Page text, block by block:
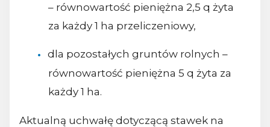
– równowartość pieniężna 2,5 q żyta
za każdy 1 ha przeliczeniowy,
dla pozostałych gruntów rolnych –
równowartość pieniężna 5 q żyta za
każdy 1 ha.
Aktualną uchwałę dotyczącą stawek na